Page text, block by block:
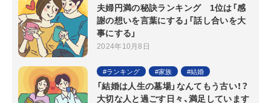
夫婦円満の秘訣ランキング 1位は「感
謝の想いを言葉にする」「話し合いを大
事にする」
2024年10月8日
ランキング 家族 結婚
「結婚は人生の墓場」なんてもう古い！？
大切な人と過ごす日々、満足しています